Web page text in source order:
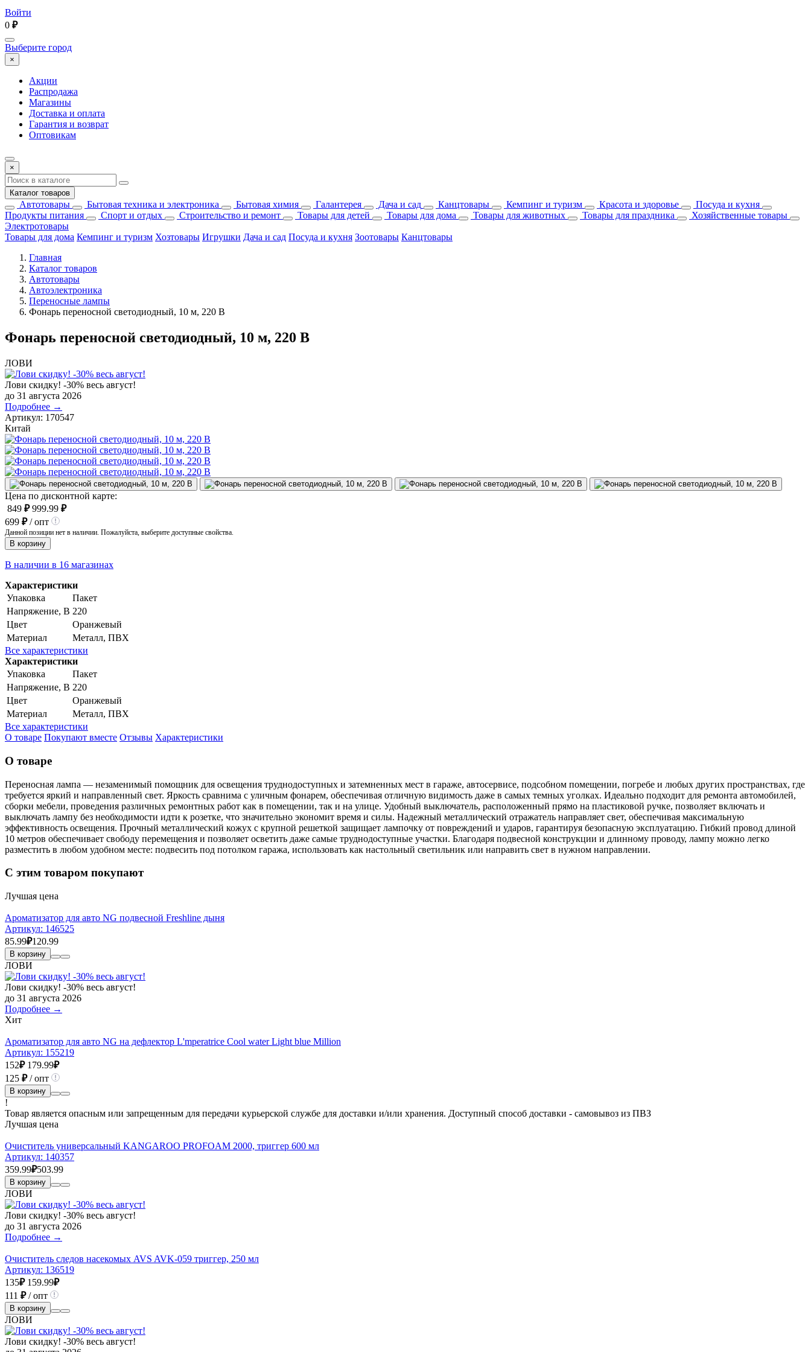
Войти
0 ₽
Выберите город
×
Акции
Распродажа
Магазины
Доставка и оплата
Гарантия и возврат
Оптовикам
×
Каталог товаров
Автотовары Бытовая техника и электроника Бытовая химия Галантерея Дача и сад Канцтовары Кемпинг и туризм Красота и здоровье
Посуда и кухня
Продукты питания
Спорт и отдых Строительство и ремонт Товары для детей Товары для дома Товары для животных Товары для праздника
Хозяйственные товары
Электротовары
Товары для дома Кемпинг и туризм Хозтовары Игрушки Дача и сад Посуда и кухня Зоотовары Канцтовары
Главная
Каталог товаров
Автотовары
Автоэлектроника
Переносные лампы
Фонарь переносной светодиодный, 10 м, 220 В
Фонарь переносной светодиодный, 10 м, 220 В
ЛОВИ
Лови скидку! -30% весь август!
до 31 августа 2026
Подробнее →
Артикул: 170547
Китай
Цена по дисконтной карте:
849 ₽ 999.99 ₽
699 ₽/ опт
Данной позиции нет в наличии. Пожалуйста, выберите доступные свойства.
В корзину
В наличии в 16 магазинах
Характеристики
Упаковка
Пакет
Напряжение, В 220
Цвет
Оранжевый
Материал
Металл, ПВХ
Все характеристики
Характеристики
Упаковка
Пакет
Напряжение, В 220
Цвет
Оранжевый
Материал
Металл, ПВХ
Все характеристики
О товаре Покупают вместе Отзывы Характеристики
О товаре
Переносная лампа — незаменимый помощник для освещения труднодоступных и затемненных мест в гараже, автосервисе, подсобном помещении, погребе и любых других пространствах, где
требуется яркий и направленный свет. Яркость сравнима с уличным фонарем, обеспечивая отличную видимость даже в самых темных уголках. Идеально подходит для ремонта автомобилей,
сборки мебели, проведения различных ремонтных работ как в помещении, так и на улице. Удобный выключатель, расположенный прямо на пластиковой ручке, позволяет включать и
выключать лампу без необходимости идти к розетке, что значительно экономит время и силы. Надежный металлический отражатель направляет свет, обеспечивая максимальную
эффективность освещения. Прочный металлический кожух с крупной решеткой защищает лампочку от повреждений и ударов, гарантируя безопасную эксплуатацию. Гибкий провод длиной
10 метров обеспечивает свободу перемещения и позволяет осветить даже самые труднодоступные участки. Благодаря подвесной конструкции и длинному проводу, лампу можно легко
разместить в любом удобном месте: подвесить под потолком гаража, использовать как настольный светильник или направить свет в нужном направлении.
С этим товаром покупают
Лучшая цена
Ароматизатор для авто NG подвесной Freshline дыня
Артикул: 146525
85.99₽120.99
В корзину
ЛОВИ
Лови скидку! -30% весь август!
до 31 августа 2026
Подробнее →
Хит
Ароматизатор для авто NG на дефлектор L'mperatrice Cool water Light blue Million
Артикул: 155219
152₽ 179.99₽
125 ₽/ опт
В корзину
!
Товар является опасным или запрещенным для передачи курьерской службе для доставки и/или хранения. Доступный способ доставки - самовывоз из ПВЗ
Лучшая цена
Очиститель универсальный KANGAROO PROFOAM 2000, триггер 600 мл
Артикул: 140357
359.99₽503.99
В корзину
ЛОВИ
Лови скидку! -30% весь август!
до 31 августа 2026
Подробнее →
Очиститель следов насекомых AVS AVK-059 триггер, 250 мл
Артикул: 136519
135₽ 159.99₽
111 ₽/ опт
В корзину
ЛОВИ
Лови скидку! -30% весь август!